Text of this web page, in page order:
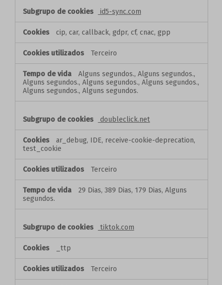
id5-sync.com
cip, car, callback, gdpr, cf, cnac, gpp
Terceiro
Alguns segundos., Alguns segundos.,
Alguns segundos., Alguns segundos., Alguns segundos.,
Alguns segundos., Alguns segundos.
doubleclick.net
ar_debug, IDE, receive-cookie-deprecation,
test_cookie
Terceiro
29 Dias, 389 Dias, 179 Dias, Alguns
segundos.
tiktok.com
_ttp
Terceiro